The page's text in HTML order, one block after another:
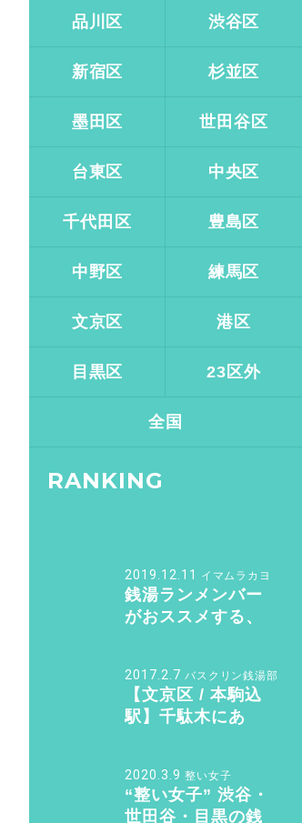
品川区 渋谷区
新宿区 杉並区
墨田区 世田谷区
台東区 中央区
千代田区 豊島区
中野区 練馬区
文京区 港区
目黒区 23区外
全国
RANKING
2019.12.11 イマムラカヨ
銭湯ランメンバー
がおススメする、
ューシュ』
2017.2.7 バスクリン銭湯部
【文京区 / 本駒込
駅】千駄木にあ
女性も行きたくな
る「ふくの湯」
2020.3.9 整い女子
“整い女子” 渋谷・
世田谷・目黒の銭